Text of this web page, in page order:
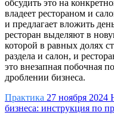
обсудить это на
владеет рестораном и
и предлагает вложить
ресторан выделяют в
которой в равных долях
раздела и салон, и
это внезапная побочная
дроблении бизнеса.
Практика 27 ноября 2024
бизнеса: инструкция по